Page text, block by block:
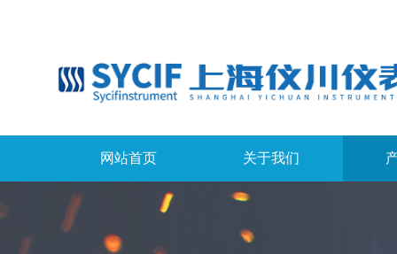
网站首页 关于我们